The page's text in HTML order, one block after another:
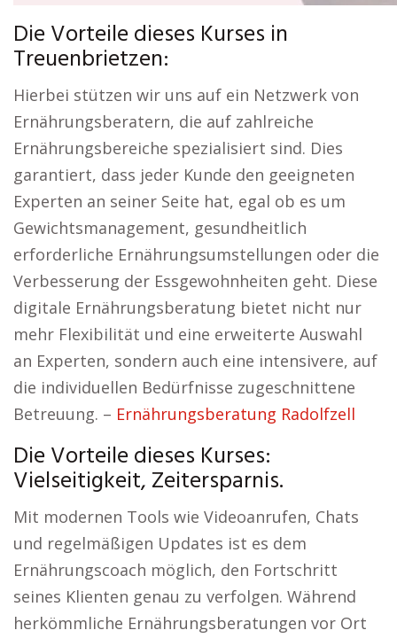
Die Vorteile dieses Kurses in
Treuenbrietzen:
Hierbei stützen wir uns auf ein Netzwerk von
Ernährungsberatern, die auf zahlreiche
Ernährungsbereiche spezialisiert sind. Dies
garantiert, dass jeder Kunde den geeigneten
Experten an seiner Seite hat, egal ob es um
Gewichtsmanagement, gesundheitlich
erforderliche Ernährungsumstellungen oder die
Verbesserung der Essgewohnheiten geht. Diese
digitale Ernährungsberatung bietet nicht nur
mehr Flexibilität und eine erweiterte Auswahl
an Experten, sondern auch eine intensivere, auf
die individuellen Bedürfnisse zugeschnittene
Betreuung. – Ernährungsberatung Radolfzell
Die Vorteile dieses Kurses:
Vielseitigkeit, Zeitersparnis.
Mit modernen Tools wie Videoanrufen, Chats
und regelmäßigen Updates ist es dem
Ernährungscoach möglich, den Fortschritt
seines Klienten genau zu verfolgen. Während
herkömmliche Ernährungsberatungen vor Ort